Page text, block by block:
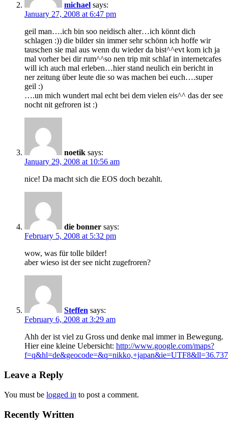
michael says:
January 27, 2008 at 6:47 pm
geil man….ich bin soo neidisch alter…ich könnt dich
schlagen :)) die bilder sin immer sehr schönn ich hoffe wir
tauschen sie mal aus wenn du wieder da bist^^evt kom ich ja
mal vorher bei dir rum^^so nen trip mit schlaf in internetcafes
will ich auch mal erleben…hier stand neulich ein bericht in
ner zeitung über leute die so was machen bei euch….super
geil :)
….un mich wundert mal echt bei dem vielen eis^^ das der see
nocht nit gefroren ist :)
noetik says:
January 29, 2008 at 10:56 am
nice! Da macht sich die EOS doch bezahlt.
die bonner says:
February 5, 2008 at 5:32 pm
wow, was für tolle bilder!
aber wieso ist der see nicht zugefroren?
Steffen says:
February 6, 2008 at 3:29 am
Ahh der ist viel zu Gross und denke mal immer in Bewegung.
Hier eine kleine Uebersicht: http://www.google.com/maps?
Leave a Reply
You must be logged in to post a comment.
Recently Written